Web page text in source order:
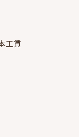
工賃